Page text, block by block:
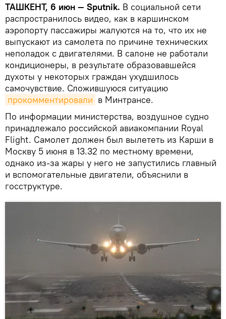
ТАШКЕНТ, 6 июн — Sputnik. В социальной сети
распространилось видео, как в каршинском
аэропорту пассажиры жалуются на то, что их не
выпускают из самолета по причине технических
неполадок с двигателями. В салоне не работали
кондиционеры, в результате образовавшейся
духоты у некоторых граждан ухудшилось
самочувствие. Сложившуюся ситуацию
прокомментировали в Минтрансе.
По информации министерства, воздушное судно
принадлежало российской авиакомпании Royal
Flight. Самолет должен был вылететь из Карши в
Москву 5 июня в 13.32 по местному времени,
однако из-за жары у него не запустились главный
и вспомогательные двигатели, объяснили в
госструктуре.